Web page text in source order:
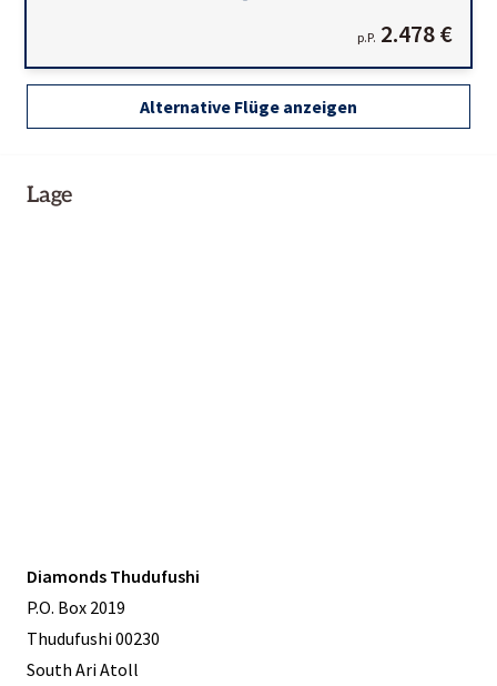
p.P. 2.478 €
Alternative Flüge anzeigen
Lage
Diamonds Thudufushi
P.O. Box 2019
Thudufushi 00230
South Ari Atoll